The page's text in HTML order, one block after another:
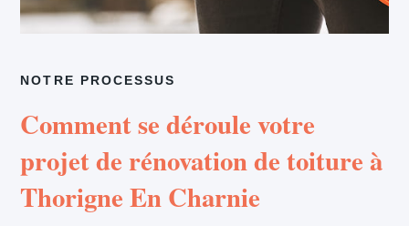
NOTRE PROCESSUS
Comment se déroule votre
projet de rénovation de toiture à
Thorigne En Charnie